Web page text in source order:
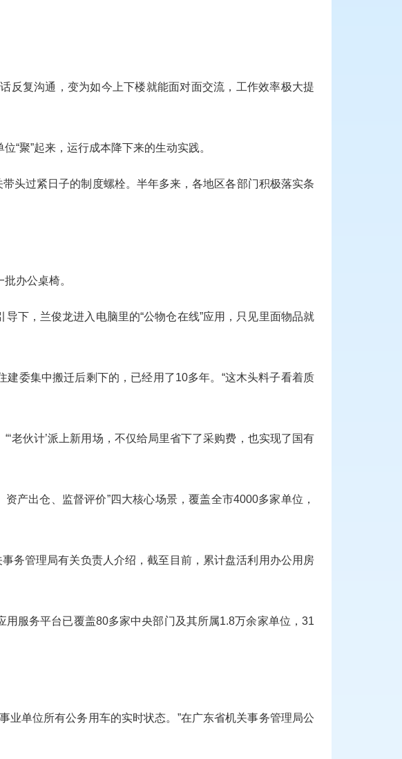
反复沟通，变为如今上下楼就能面对面交流，工作效率极大提
“聚”起来，运行成本降下来的生动实践。
头过紧日子的制度螺栓。半年多来，各地区各部门积极落实条
办公桌椅。
下，兰俊龙进入电脑里的“公物仓在线”应用，只见里面物品就
委集中搬迁后剩下的，已经用了10多年。“这木头料子看着质
老伙计’派上新用场，不仅给局里省下了采购费，也实现了国有
产出仓、监督评价”四大核心场景，覆盖全市4000多家单位，
务管理局有关负责人介绍，截至目前，累计盘活利用办公用房
服务平台已覆盖80多家中央部门及其所属1.8万余家单位，31
业单位所有公务用车的实时状态。”在广东省机关事务管理局公